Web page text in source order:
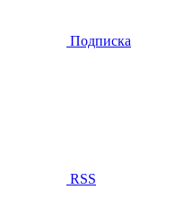
Подписка
RSS